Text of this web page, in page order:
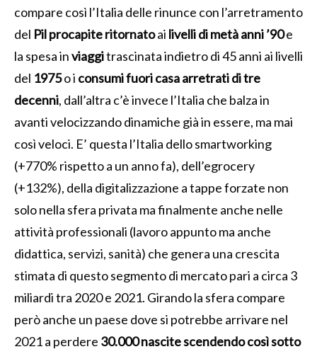
compare così l’Italia delle rinunce con l’arretramento
del Pil procapite ritornatoai livelli di metà anni ’90e
la spesa inviaggitrascinata indietro di 45 anni ai livelli
del 1975o i consumi fuori casa arretrati di tre
decenni, dall’altra c’è invece l’Italia che balza in
avanti velocizzando dinamiche già in essere, ma mai
così veloci. E’ questa l’Italia dello smartworking
(+770% rispetto a un anno fa), dell’egrocery
(+132%), della digitalizzazione a tappe forzate non
solo nella sfera privata ma finalmente anche nelle
attività professionali (lavoro appunto ma anche
didattica, servizi, sanità) che genera una crescita
stimata di questo segmento di mercato pari a circa 3
miliardi tra 2020 e 2021. Girando la sfera compare
però anche un paese dove si potrebbe arrivare nel
2021 a perdere 30.000 nascite scendendo così sotto